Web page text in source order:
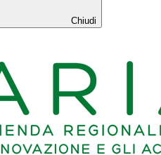
Chiudi